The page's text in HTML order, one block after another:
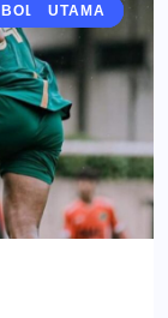
BERITA
BOLA MANIA
UTAMA